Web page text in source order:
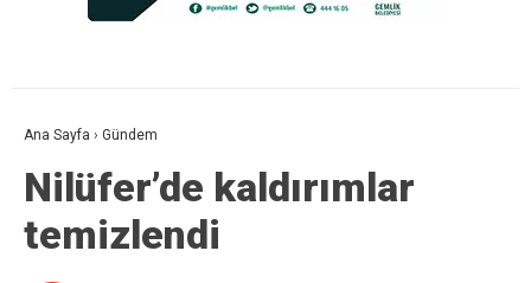
Ana Sayfa › Gündem
Nilüfer’de kaldırımlar
temizlendi